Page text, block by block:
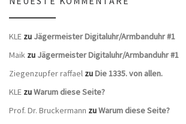
KLE zu Jägermeister Digitaluhr/Armbanduhr #1
Maik zu Jägermeister Digitaluhr/Armbanduhr #1
Ziegenzupfer raffael zuDie 1335. von allen.
KLE zuWarum diese Seite?
Prof. Dr. Bruckermann zuWarum diese Seite?